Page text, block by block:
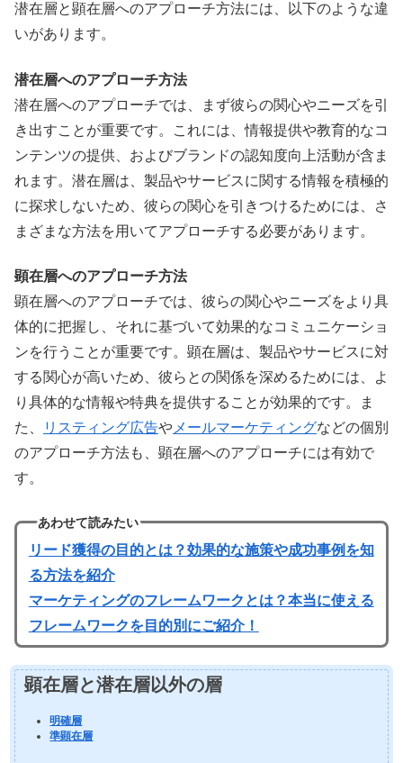
潜在層と顕在層へのアプローチ方法には、以下のような違
いがあります。
潜在層へのアプローチ方法
潜在層へのアプローチでは、まず彼らの関心やニーズを引
き出すことが重要です。これには、情報提供や教育的なコ
ンテンツの提供、およびブランドの認知度向上活動が含ま
れます。潜在層は、製品やサービスに関する情報を積極的
に探求しないため、彼らの関心を引きつけるためには、さ
まざまな方法を用いてアプローチする必要があります。
顕在層へのアプローチ方法
顕在層へのアプローチでは、彼らの関心やニーズをより具
体的に把握し、それに基づいて効果的なコミュニケーショ
ンを行うことが重要です。顕在層は、製品やサービスに対
する関心が高いため、彼らとの関係を深めるためには、よ
り具体的な情報や特典を提供することが効果的です。ま
た、
リスティング広告や メールマーケティングなどの個別
のアプローチ方法も、顕在層へのアプローチには有効で
す。
あわせて読みたい
リード獲得の目的とは？効果的な施策や成功事例を知
る方法を紹介
マーケティングのフレームワークとは？本当に使える
フレームワークを目的別にご紹介！
顕在層と潜在層以外の層
明確層
準顕在層